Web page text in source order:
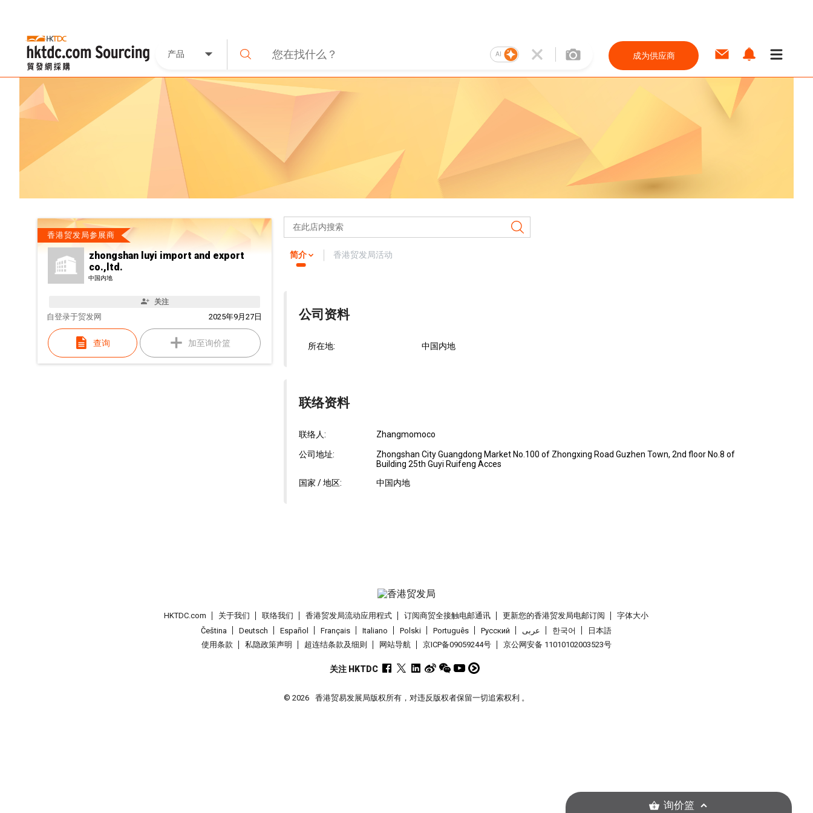
产品 AI 成为供应商
香港贸发局参展商
zhongshan luyi import and export
co.,ltd.
中国内地
关注
自 2025年9月27日
登录于贸发网
查询 加至询价篮
简介 香港贸发局活动
公司资料
所在地: 中国内地
联络资料
联络人: Zhangmomoco
公司地址:
Zhongshan City Guangdong Market No.100 of Zhongxing Road Guzhen Town, 2nd floor No.8 of
Building 25th Guyi Ruifeng Acces
国家 / 地区:
中国内地
HKTDC.com 关于我们 联络我们 香港贸发局流动应用程式 订阅商贸全接触电邮通讯 更新您的香港贸发局电邮订阅
字体大小
Čeština
Deutsch Español Français Italiano Polski Português Pусский عربى 한국어
日本語
使用条款
私隐政策声明 超连结条款及细则 网站导航 京ICP备09059244号 京公网安备 11010102003523号
关注 HKTDC
© 2026 香港贸易发展局版权所有，对违反版权者保留一切追索权利 。
询价篮